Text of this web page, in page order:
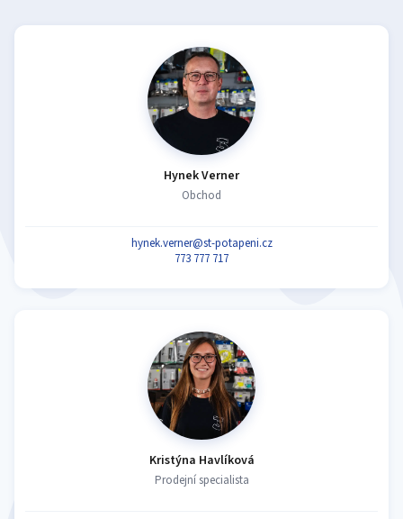
Hynek Verner
Obchod
hynek.verner@st-potapeni.cz
773 777 717
Kristýna Havlíková
Prodejní specialista